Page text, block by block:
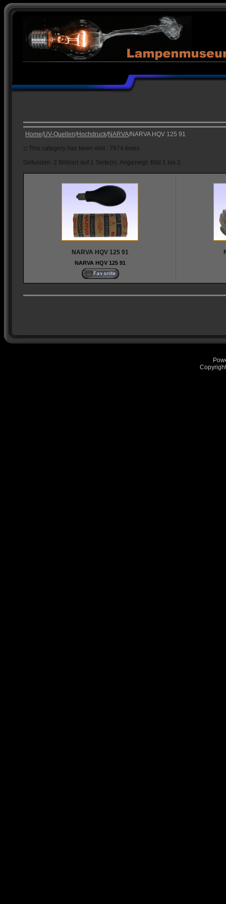
Home/UV-Quellen/Hochdruck/NARVA/NARVA HQV 125 91
:: This category has been visit : 7874 times
Gefunden: 2 Bild(er) auf 1 Seite(n). Angezeigt: Bild 1 bis 2.
NARVA HQV 125 91
NARVA HQV 125 91